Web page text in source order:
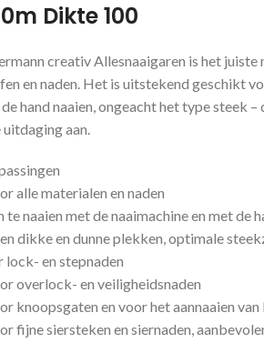
Dikte 100
creativ Allesnaaigaren is het juiste
en naden. Het is uitstekend geschikt
hand naaien, ongeacht het type steek
uitdaging aan.
alle materialen en naden
te naaien met de naaimachine en met de
dikke en dunne plekken, optimale
lock- en stepnaden
overlock- en veiligheidsnaden
knoopsgaten en voor het aannaaien van
fijne siersteken en siernaden,